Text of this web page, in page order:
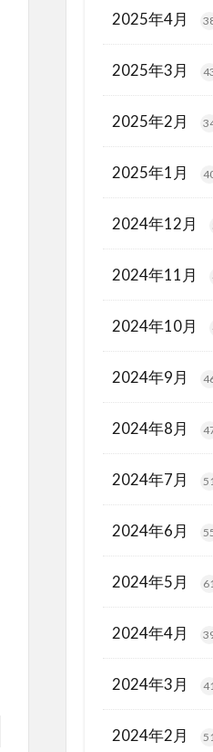
2025年4月
2025年3月
2025年2月
2025年1月
2024年12月
2024年11月
2024年10月
2024年9月
2024年8月
2024年7月
2024年6月
2024年5月
2024年4月
2024年3月
2024年2月